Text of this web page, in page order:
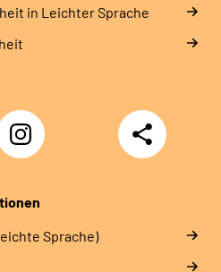
in Leichter Sprache
Instagram
Teilen
Sprache)